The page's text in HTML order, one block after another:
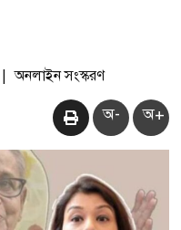
অনলাইন সংস্করণ
অ- অ+